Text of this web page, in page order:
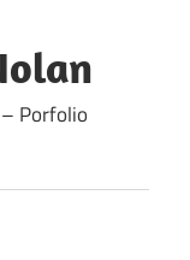
Porfolio